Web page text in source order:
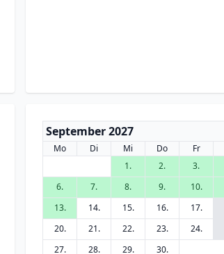
September 2027
Mo Di Mi Do Fr
1.
2. 3.
6.
7. 8. 9. 10.
13.
14. 15. 16. 17.
20.
21. 22. 23. 24.
27.
28. 29. 30.